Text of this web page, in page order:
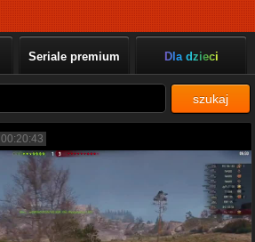
Seriale premium Dla dzieci
szukaj
00:20:43